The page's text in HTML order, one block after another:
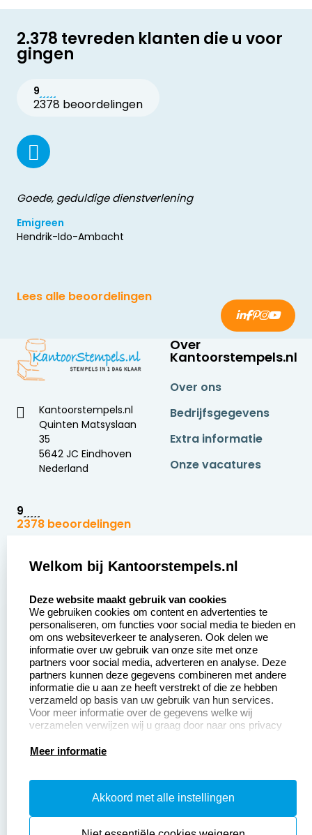
2.378 tevreden klanten die u voor
gingen
9
2378 beoordelingen
Goede, geduldige dienstverlening
Emigreen
Hendrik-Ido-Ambacht
Lees alle beoordelingen
Kantoorstempels.nl
Quinten Matsyslaan
35
5642 JC Eindhoven
Nederland
9
2378 beoordelingen
Over
Kantoorstempels.nl
Over ons
Bedrijfsgegevens
Extra informatie
Onze vacatures
Zakelijk:
Aanvraag op maat
Betaling &
Verzending
Wederverkoper
worden
Sale
Klantenservice:
Contact opnemen
Veel gestelde vragen
Retourneren
Herroepingsrecht
Productinformatie:
Instructiepagina
Welkom bij Kantoorstempels.nl
Deze website maakt gebruik van cookies
We gebruiken cookies om content en advertenties te
personaliseren, om functies voor social media te bieden en
om ons websiteverkeer te analyseren. Ook delen we
informatie over uw gebruik van onze site met onze
partners voor social media, adverteren en analyse. Deze
partners kunnen deze gegevens combineren met andere
informatie die u aan ze heeft verstrekt of die ze hebben
verzameld op basis van uw gebruik van hun services.
Voor meer informatie over de gegevens welke wij
verzamelen verwijzen wij u graag door naar ons privacy
Meer informatie
Akkoord met alle instellingen